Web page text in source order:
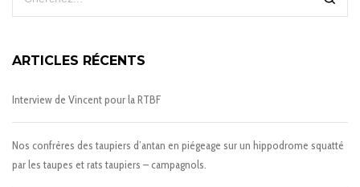
ARTICLES RÉCENTS
Interview de Vincent pour la RTBF
Nos confrères des taupiers d’antan en piégeage sur un hippodrome squatté
par les taupes et rats taupiers – campagnols.